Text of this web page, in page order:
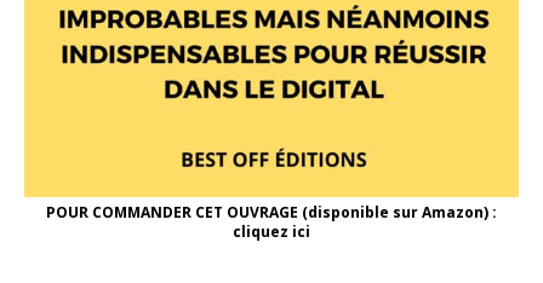
POUR COMMANDER CET OUVRAGE (disponible sur Amazon) :
cliquez ici